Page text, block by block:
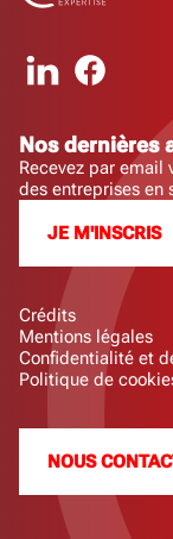
Crédits
Mentions légales
Confidentialité et
Politique de
NOUS
Nos dernières
Recevez par
des entreprises
JE M'INSCRIS